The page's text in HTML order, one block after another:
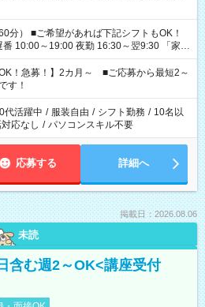
フトもOK！
10:00～19:00 夜勤 16:30～翌9:30 「家族
「余裕を持って夕飯の準備がしたい」
たくない」 など、ご希望を教えてください
の勤務時間。 合計で週40時間を超える場
。
OK！急募！】2カ月～ ■ご応募から最短2～
す！
代活躍中 / 服装自由 / シフト勤務 / 10名以
応なし / パソコンスキル不要
応募する 詳細へ
掲載日：2026.08.06
未読
含む週2～OK<講座受付